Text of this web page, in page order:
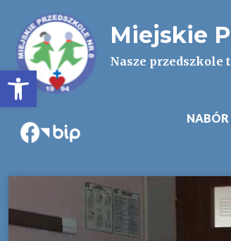
Miejskie
Nasze przedszkole
NABÓR
Otwórz pasek narzędzi